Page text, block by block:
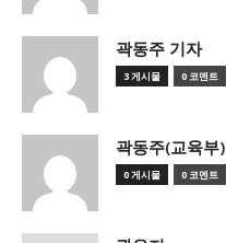
곽동주 기자
3 게시물 0 코멘트
곽동주(교육부)
0 게시물 0 코멘트